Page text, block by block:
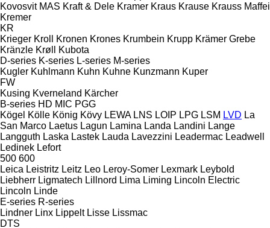
Kovosvit MAS Kraft & Dele Kramer Kraus Krause Krauss Maffei
Kremer
KR
Krieger Kroll Kronen Krones Krumbein Krupp Krämer Grebe
Kränzle Krøll
Kubota
D-series K-series L-series M-series
Kugler Kuhlmann Kuhn Kuhne Kunzmann Kuper
FW
Kusing Kverneland Kärcher
B-series HD MIC PGG
Kögel Kölle König Kövy LEWA LNS LOIP LPG LSM LVD La
San Marco Laetus Lagun Lamina Landa Landini Lange
Langguth Laska Lastek Lauda Lavezzini Leadermac Leadwell
Ledinek Lefort
500 600
Leica Leistritz Leitz Leo Leroy-Somer Lexmark Leybold
Liebherr Ligmatech Lillnord Lima Liming Lincoln Electric
Lincoln Linde
E-series R-series
Lindner Linx Lippelt Lisse Lissmac
DTS